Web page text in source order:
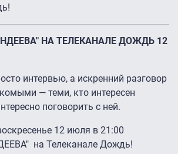
НА ТЕЛЕКАНАЛЕ ДОЖДЬ 12
интервью, а искренний разговор
— теми, кто интересен
поговорить с ней.
12 июля в 21:00
на Телеканале Дождь!